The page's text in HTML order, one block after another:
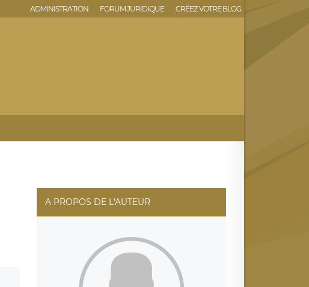
ADMINISTRATION FORUM JURIDIQUE CRÉEZ VOTRE BLOG
A PROPOS DE L'AUTEUR